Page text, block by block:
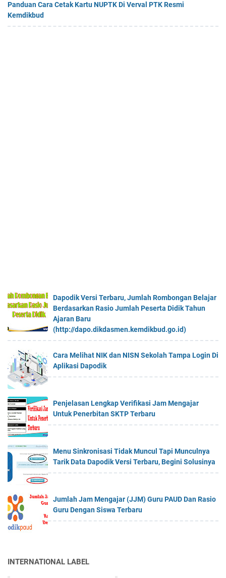
Panduan Cara Cetak Kartu NUPTK Di Verval PTK Resmi
Kemdikbud
Dapodik Versi Terbaru, Jumlah Rombongan Belajar
Berdasarkan Rasio Jumlah Peserta Didik Tahun
Ajaran Baru
(http://dapo.dikdasmen.kemdikbud.go.id)
Cara Melihat NIK dan NISN Sekolah Tampa Login Di
Aplikasi Dapodik
Penjelasan Lengkap Verifikasi Jam Mengajar
Untuk Penerbitan SKTP Terbaru
Menu Sinkronisasi Tidak Muncul Tapi Munculnya
Tarik Data Dapodik Versi Terbaru, Begini Solusinya
Jumlah Jam Mengajar (JJM) Guru PAUD Dan Rasio
Guru Dengan Siswa Terbaru
INTERNATIONAL LABEL